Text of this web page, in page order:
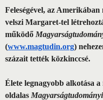
Feleségével, az
velszi Margaret-tel
működő
(www.magtudin.org)
százait tették közkinccsé.
Élete legnagyobb alkotása a
oldalas